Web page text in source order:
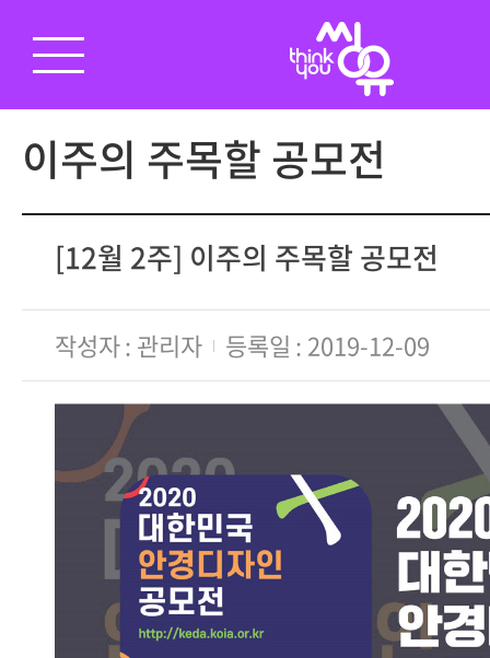
이주의 주목할 공모전
[12월 2주] 이주의 주목할 공모전
작성자 관리자 등록일 2019-12-09